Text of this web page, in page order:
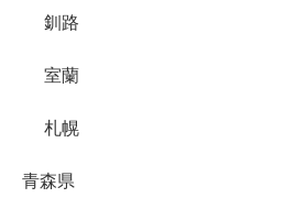
釧路
室蘭
札幌
青森県